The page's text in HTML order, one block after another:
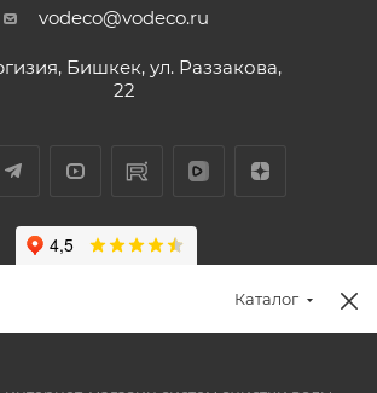
vodeco@vodeco.ru
Бишкек, ул. Раззакова,
22
Каталог